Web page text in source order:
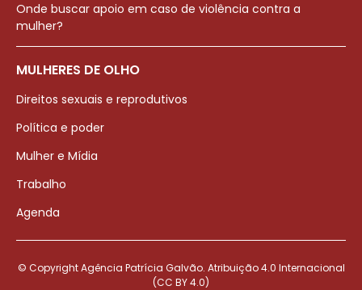
Onde buscar apoio em caso de violência contra a
mulher?
MULHERES DE OLHO
Direitos sexuais e reprodutivos
Política e poder
Mulher e Mídia
Trabalho
Agenda
© Copyright Agência Patrícia Galvão. Atribuição 4.0 Internacional
(CC BY 4.0)